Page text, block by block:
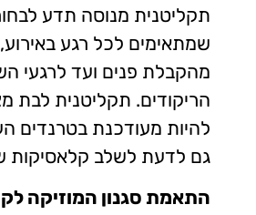
תקליטנית מנוסה תדע
שמתאימים לכל רגע
מהקבלת פנים ועד לרגעי
הריקודים. תקליטנית לבת
להיות מעודכנת בטרנדים
גם לדעת לשלב קלאסיקות
התאמת סגנון המוזיקה